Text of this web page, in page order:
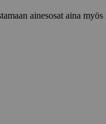
ainesosat aina